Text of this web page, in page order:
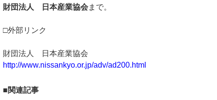
財団法人 日本産業協会まで。
□外部リンク
財団法人 日本産業協会
http://www.nissankyo.or.jp/adv/ad200.html
■関連記事